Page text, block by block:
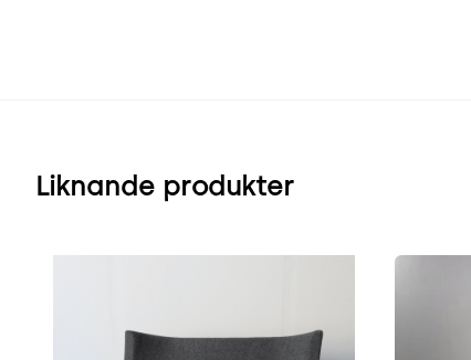
Liknande produkter